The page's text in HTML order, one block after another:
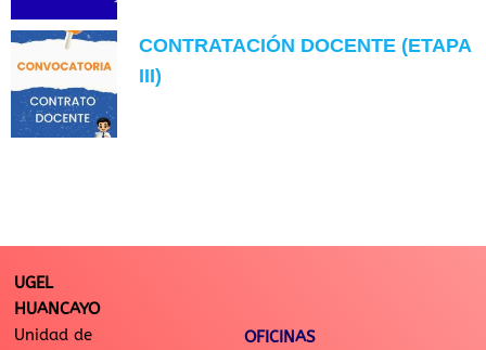
CONTRATACIÓN DOCENTE (ETAPA
III)
UGEL
HUANCAYO
Unidad de
OFICINAS